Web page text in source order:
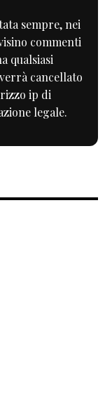
sempre, nei
commenti
qualsiasi
cancellato
ip di
legale.